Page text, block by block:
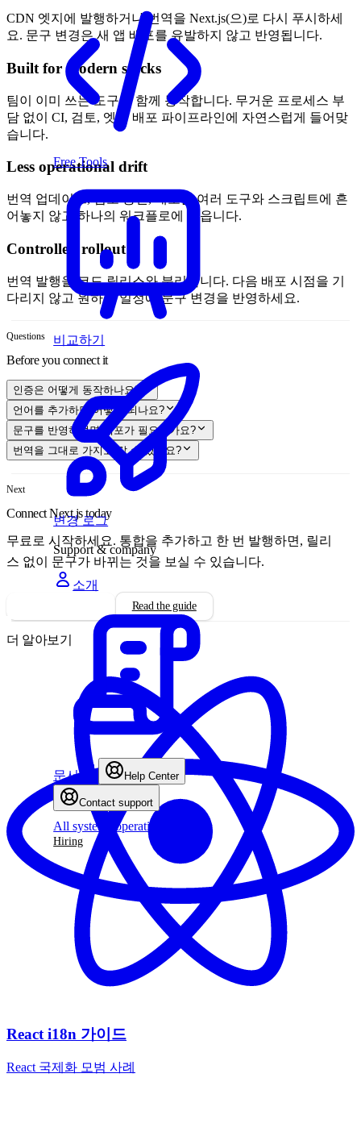
Free Tools
비교하기
변경 로그
Support & company
소개
문서 Help Center
Contact support
All systems operational
Hiring
CDN 엣지에 발행하거나 번역을 Next.js(으)로 다시 푸시하세
요. 문구 변경은 새 앱 배포를 유발하지 않고 반영됩니다.
Built for modern stacks
팀이 이미 쓰는 도구와 함께 동작합니다. 무거운 프로세스 부
담 없이 CI, 검토, 엣지 배포 파이프라인에 자연스럽게 들어맞
습니다.
Less operational drift
번역 업데이트, 검토 승인, 배포를 여러 도구와 스크립트에 흔
어놓지 않고 하나의 워크플로에 모읍니다.
Controlled rollout
번역 발행을 코드 릴리스와 분리합니다. 다음 배포 시점을 기
다리지 않고 원하는 일정에 문구 변경을 반영하세요.
Questions
Before you connect it
인증은 어떻게 동작하나요?
언어를 추가하면 어떻게 되나요?
문구를 반영하려면 배포가 필요한가요?
번역을 그대로 가지고 갈 수 있나요?
Next
Connect Next.js today
무료로 시작하세요. 통합을 추가하고 한 번 발행하면, 릴리
스 없이 문구가 바뀌는 것을 보실 수 있습니다.
Read the guide
더 알아보기
React i18n 가이드
React 국제화 모범 사례